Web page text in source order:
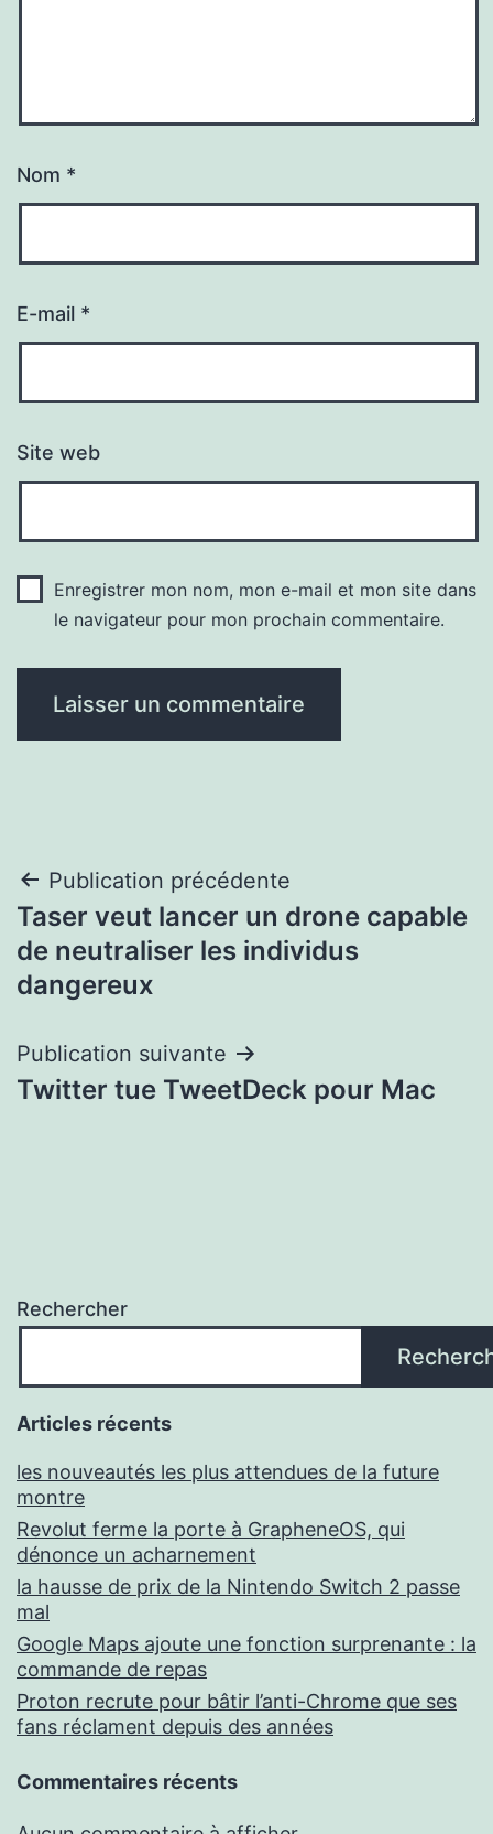
Nom *
E-mail *
Site web
Enregistrer mon nom, mon e-mail et mon site dans
le navigateur pour mon prochain commentaire.
Navigation
de
l’article
Publication précédente
Taser veut lancer un drone capable
de neutraliser les individus
dangereux
Publication suivante
Twitter tue TweetDeck pour Mac
Rechercher
Articles récents
les nouveautés les plus attendues de la future
montre
Revolut ferme la porte à GrapheneOS, qui
dénonce un acharnement
la hausse de prix de la Nintendo Switch 2 passe
mal
Google Maps ajoute une fonction surprenante : la
commande de repas
Proton recrute pour bâtir l’anti-Chrome que ses
fans réclament depuis des années
Commentaires récents